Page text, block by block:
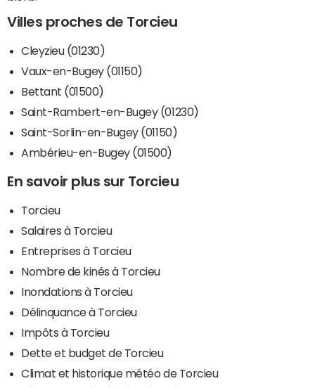
Villes proches de Torcieu
Cleyzieu (01230)
Vaux-en-Bugey (01150)
Bettant (01500)
Saint-Rambert-en-Bugey (01230)
Saint-Sorlin-en-Bugey (01150)
Ambérieu-en-Bugey (01500)
En savoir plus sur Torcieu
Torcieu
Salaires à Torcieu
Entreprises à Torcieu
Nombre de kinés à Torcieu
Inondations à Torcieu
Délinquance à Torcieu
Impôts à Torcieu
Dette et budget de Torcieu
Climat et historique météo de Torcieu